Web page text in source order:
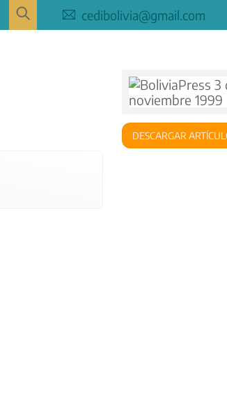
cedibolivia@gmail.com
DESCARGAR